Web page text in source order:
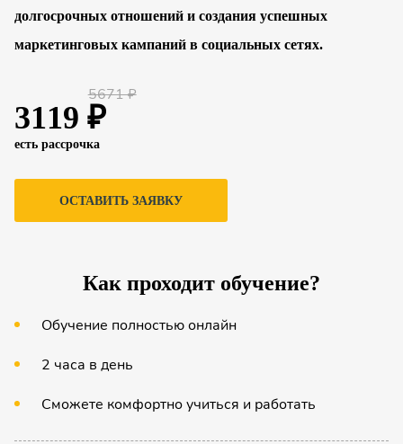
долгосрочных отношений и создания успешных
маркетинговых кампаний в социальных сетях.
5671 ₽
3119 ₽
есть рассрочка
ОСТАВИТЬ ЗАЯВКУ
Как проходит обучение?
Обучение полностью онлайн
2 часа в день
Сможете комфортно учиться и работать